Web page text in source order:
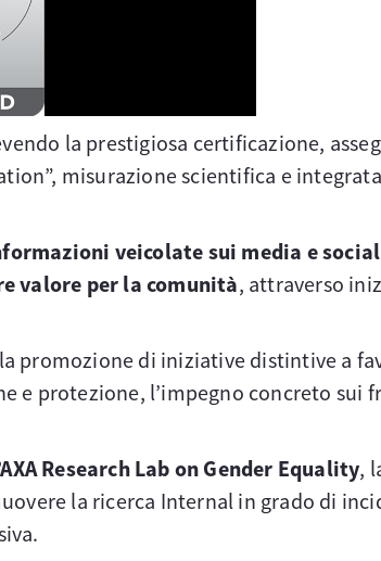
la prestigiosa certificazione,
misurazione scientifica e
veicolate sui media e
valore per la comunità, attraverso
promozione di iniziative distintive a
protezione, l’impegno concreto sui
Research Lab on Gender Equality,
la ricerca Internal in grado di